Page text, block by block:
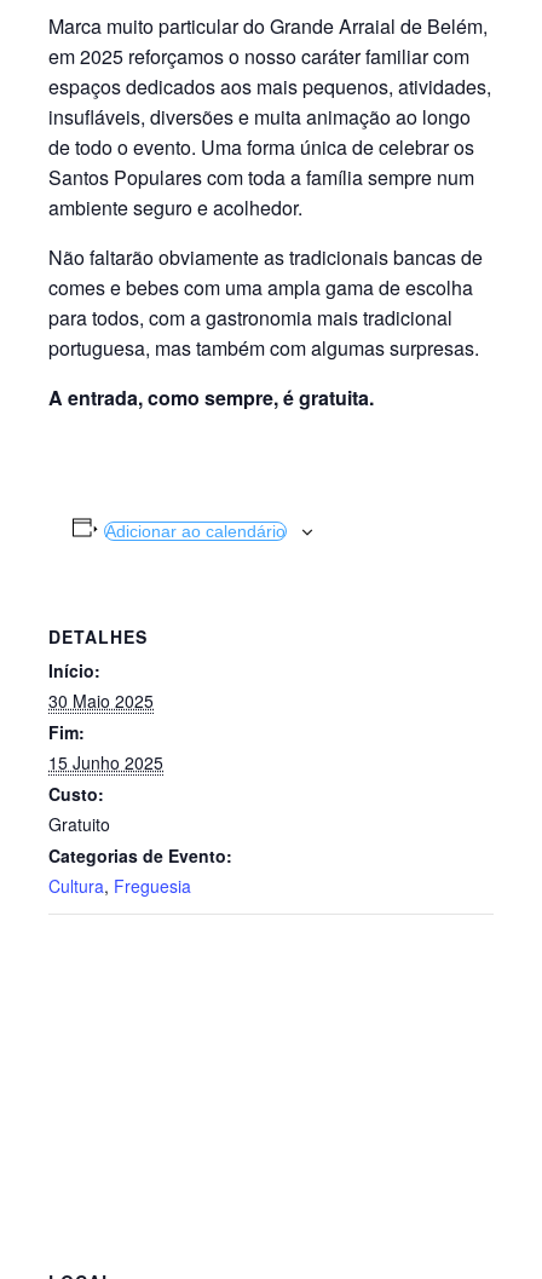
Marca muito particular do Grande Arraial de Belém,
em 2025 reforçamos o nosso caráter familiar com
espaços dedicados aos mais pequenos, atividades,
insufláveis, diversões e muita animação ao longo
de todo o evento. Uma forma única de celebrar os
Santos Populares com toda a família sempre num
ambiente seguro e acolhedor.
Não faltarão obviamente as tradicionais bancas de
comes e bebes com uma ampla gama de escolha
para todos, com a gastronomia mais tradicional
portuguesa, mas também com algumas surpresas.
A entrada, como sempre, é gratuita.
Adicionar ao calendário
DETALHES
Início:
30 Maio 2025
Fim:
15 Junho 2025
Custo:
Gratuito
Categorias de Evento:
Cultura, Freguesia